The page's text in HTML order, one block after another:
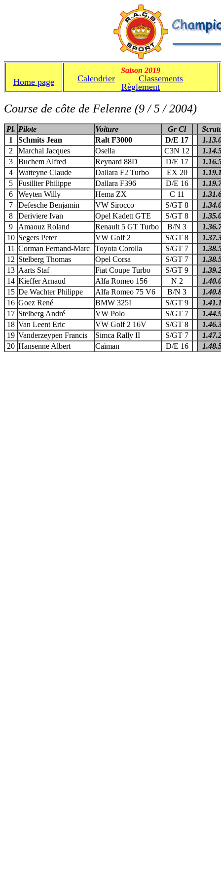
Home page
Saison 2019
Calendrier Classements
Règlement
Course de côte de Felenne (9 / 5 / 2004)
Pl. Pilote Voiture Gr Cl
1
Schmits Jean Ralt F3000 D/E 17
2
Marchal Jacques Osella C3N 12
3
Buchem Alfred Reynard 88D D/E 17
4
Watteyne Claude Dallara F2 Turbo EX 20
5
Fusillier Philippe Dallara F396 D/E 16
6
Weyten Willy Hema ZX C 11
7
Defesche Benjamin VW Sirocco S/GT 8
8
Deriviere Ivan Opel Kadett GTE S/GT 8
9
Amaouz Roland Renault 5 GT Turbo B/N 3
10 Segers Peter VW Golf 2 S/GT 8
11 Corman Fernand-Marc Toyota Corolla S/GT 7
12 Stelberg Thomas Opel Corsa S/GT 7
13 Aarts Staf Fiat Coupe Turbo S/GT 9
14 Kieffer Arnaud Alfa Romeo 156 N 2
15 De Wachter Philippe Alfa Romeo 75 V6 B/N 3
16 Goez René BMW 325I S/GT 9
17 Stelberg André VW Polo S/GT 7
18 Van Leent Eric VW Golf 2 16V S/GT 8
19 Vanderzeypen Francis Simca Rally II S/GT 7
20 Hansenne Albert Caïman D/E 16